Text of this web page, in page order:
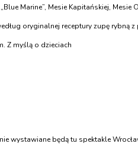
Marine”, Mesie Kapitańskiej, Mesie
oryginalnej receptury zupę rybną
Z myślą o dzieciach
wystawiane będą tu spektakle